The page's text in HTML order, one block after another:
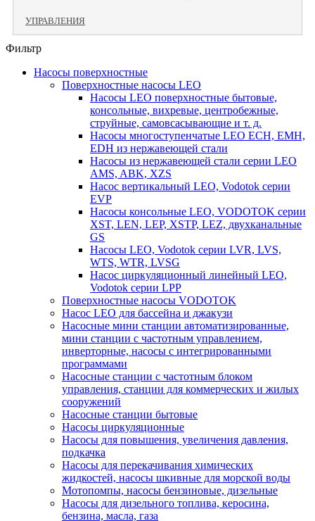
УПРАВЛЕНИЯ
Фильтр
Насосы поверхностные
Поверхностные насосы LEO
Насосы LEO поверхностные бытовые,
консольные, вихревые, центробежные,
струйные, самовсасывающие и т. д.
Насосы многоступенчатые LEO ECH, EMH,
EDH из нержавеющей стали
Насосы из нержавеющей стали серии LEO
AMS, ABK, XZS
Насос вертикальный LEO, Vodotok серии
EVP
Насосы консольные LEO, VODOTOK серии
XST, LEN, LEP, XSTP, LEZ, двухканальные
GS
Насосы LEO, Vodotok серии LVR, LVS,
WTS, WTR, LVSG
Насос циркуляционный линейный LEO,
Vodotok серии LPP
Поверхностные насосы VODOTOK
Насос LEO для бассейна и джакузи
Насосные мини станции автоматизированные,
мини станции с частотным управлением,
инверторные, насосы с интегрированными
программами
Насосные станции с частотным блоком
управления, станции для коммерческих и жилых
сооружений
Насосные станции бытовые
Насосы циркуляционные
Насосы для повышения, увеличения давления,
подкачка
Насосы для перекачивания химических
жидкостей, насосы шкивные для морской воды
Мотопомпы, насосы бензиновые, дизельные
Насосы для дизельного топлива, керосина,
бензина, масла, газа